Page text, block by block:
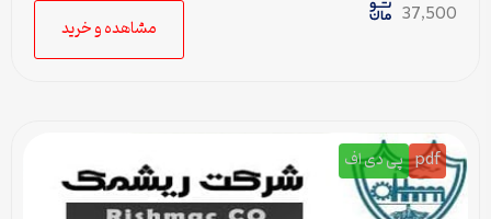
37,500
مشاهده و خرید
pdf پی دی اف